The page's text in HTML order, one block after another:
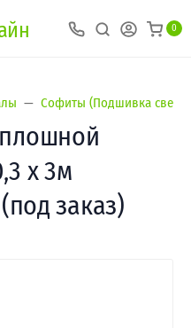
0
Софиты (Подшивка
х 3м
заказ)